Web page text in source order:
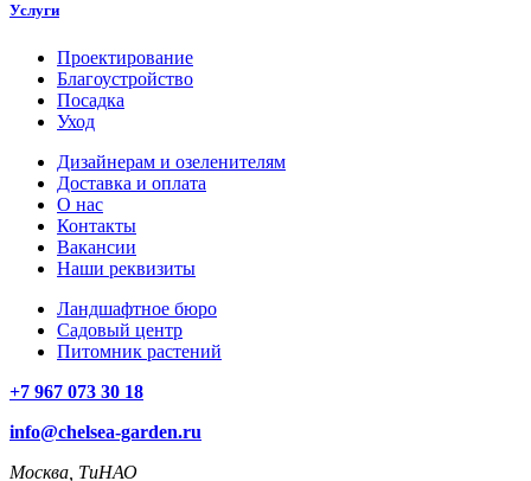
Услуги
Проектирование
Благоустройство
Посадка
Уход
Дизайнерам и озеленителям
Доставка и оплата
О нас
Контакты
Вакансии
Наши реквизиты
Ландшафтное бюро
Садовый центр
Питомник растений
+7 967 073 30 18
info@chelsea-garden.ru
Москва, ТиНАО